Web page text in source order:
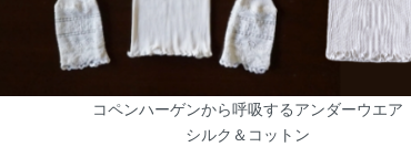
コペンハーゲンから呼吸するアンダーウエア
シルク＆コットン